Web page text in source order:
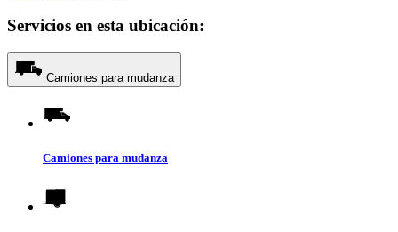
Servicios en esta ubicación:
Camiones para mudanza
Camiones para mudanza